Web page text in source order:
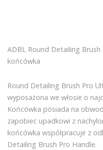
ADBL Round Detailing
końcówka
Round Detailing Brush Pro
wyposażona we włosie o
Końcówka posiada na
zapobiec upadkowi z
końcówka współpracuje z
Detailing Brush Pro Handle.